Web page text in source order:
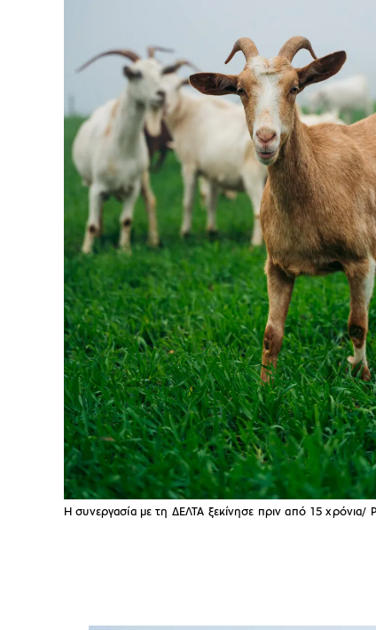
Η συνεργασία με τη ΔΕΛΤΑ ξεκίνησε πριν από 15 χρόνια/